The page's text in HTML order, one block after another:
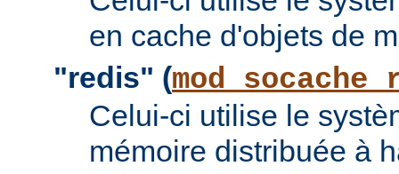
en cache d'objets de
"redis" (
Celui-ci utilise le
mémoire distribuée à